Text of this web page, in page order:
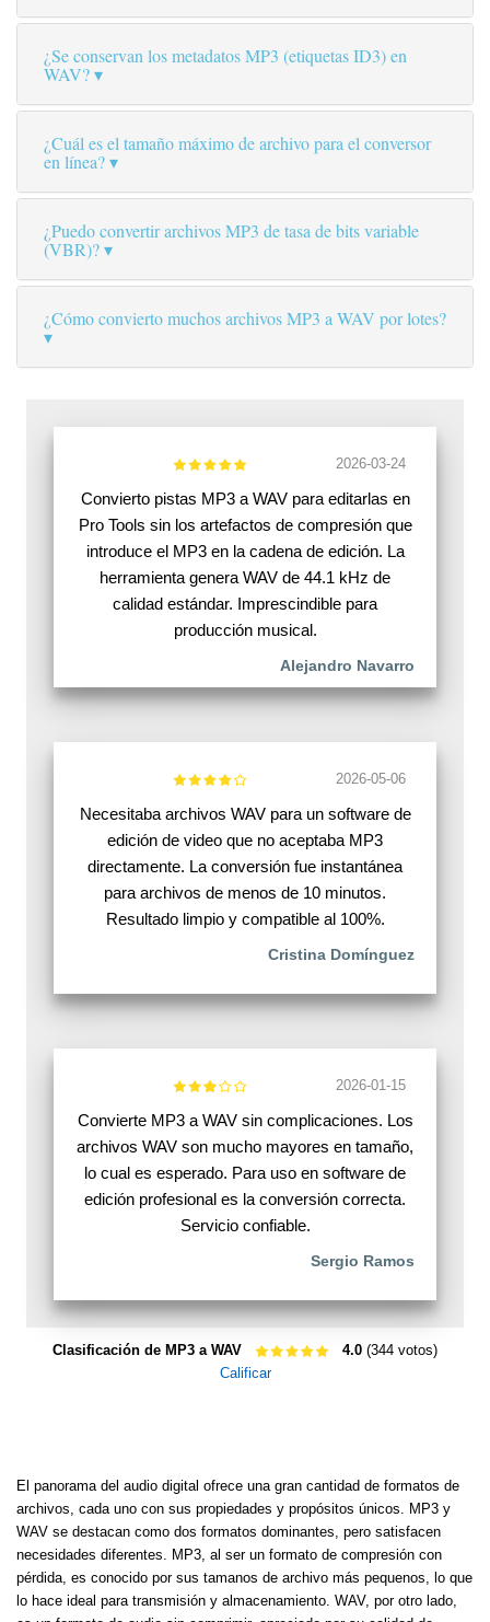
¿Se conservan los metadatos MP3 (etiquetas ID3) en
WAV?
¿Cuál es el tamaño máximo de archivo para el conversor
en línea?
¿Puedo convertir archivos MP3 de tasa de bits variable
(VBR)?
¿Cómo convierto muchos archivos MP3 a WAV por lotes?
2026-03-24
Convierto pistas MP3 a WAV para editarlas en
Pro Tools sin los artefactos de compresión que
introduce el MP3 en la cadena de edición. La
herramienta genera WAV de 44.1 kHz de
calidad estándar. Imprescindible para
producción musical.
Alejandro Navarro
2026-05-06
Necesitaba archivos WAV para un software de
edición de video que no aceptaba MP3
directamente. La conversión fue instantánea
para archivos de menos de 10 minutos.
Resultado limpio y compatible al 100%.
Cristina Domínguez
2026-01-15
Convierte MP3 a WAV sin complicaciones. Los
archivos WAV son mucho mayores en tamaño,
lo cual es esperado. Para uso en software de
edición profesional es la conversión correcta.
Servicio confiable.
Sergio Ramos
Clasificación de MP3 a WAV 4.0 (344 votos)
Calificar
El panorama del audio digital ofrece una gran cantidad de formatos de
archivos, cada uno con sus propiedades y propósitos únicos. MP3 y
WAV se destacan como dos formatos dominantes, pero satisfacen
necesidades diferentes. MP3, al ser un formato de compresión con
pérdida, es conocido por sus tamanos de archivo más pequenos, lo que
lo hace ideal para transmisión y almacenamiento. WAV, por otro lado,